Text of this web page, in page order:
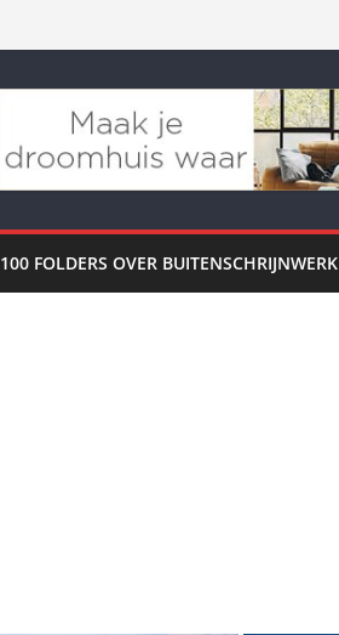
100 FOLDERS OVER BUITENSCHRIJNWERK